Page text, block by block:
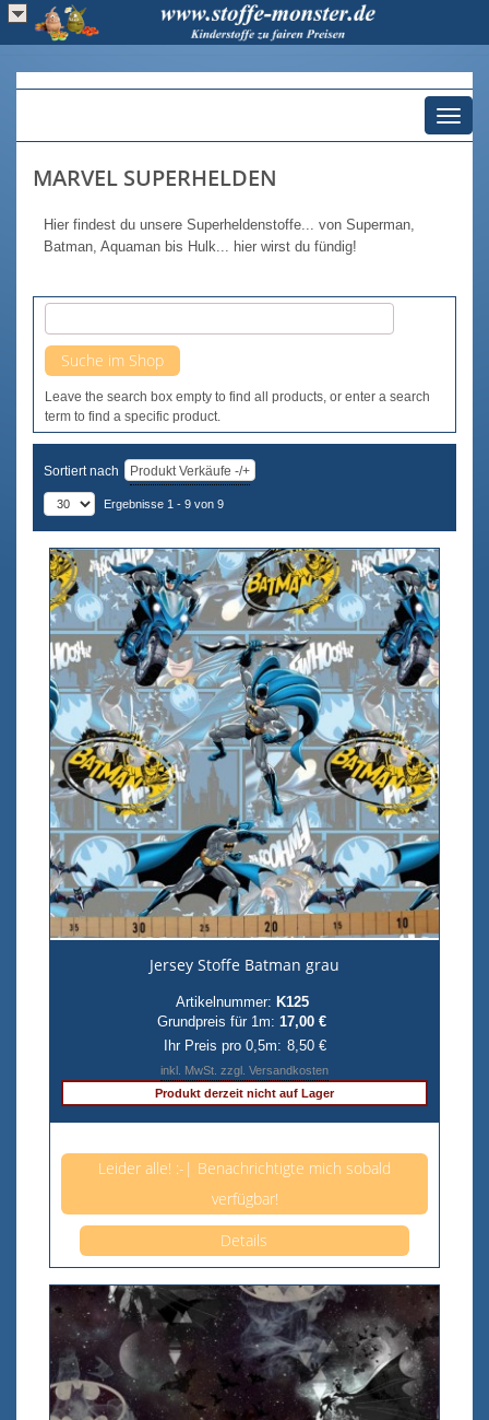
Toggle
MARVEL SUPERHELDEN
Hier findest du unsere Superheldenstoffe... von Superman,
Batman, Aquaman bis Hulk... hier wirst du fündig!
Leave the search box empty to find all products, or enter a search
term to find a specific product.
Sortiert nach Produkt Verkäufe -/+
Ergebnisse 1 - 9 von 9
Jersey Stoffe Batman grau
Artikelnummer: K125
Grundpreis für 1m: 17,00 €
Ihr Preis pro 0,5m: 8,50 €
inkl. MwSt. zzgl. Versandkosten
Produkt derzeit nicht auf Lager
Leider alle! :-| Benachrichtigte mich sobald
verfügbar!
Details